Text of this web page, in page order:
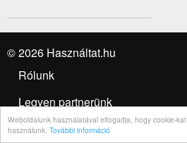
Weboldalunk használatával elfogadja, hogy cookie-kat
használunk. További információ
© 2026 Használtat.hu
Rólunk
Legyen partnerünk
Felhasználási feltételek